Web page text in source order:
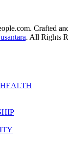
Crafted
. All Rights